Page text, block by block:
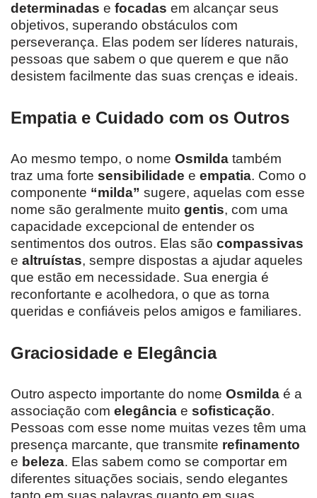
determinadas e focadas em alcançar seus
objetivos, superando obstáculos com
perseverança. Elas podem ser líderes naturais,
pessoas que sabem o que querem e que não
desistem facilmente das suas crenças e ideais.
Empatia e Cuidado com os Outros
Ao mesmo tempo, o nome Osmilda também
traz uma forte sensibilidade e empatia. Como o
componente “milda” sugere, aquelas com esse
nome são geralmente muito gentis, com uma
capacidade excepcional de entender os
sentimentos dos outros. Elas são compassivas
e altruístas, sempre dispostas a ajudar aqueles
que estão em necessidade. Sua energia é
reconfortante e acolhedora, o que as torna
queridas e confiáveis pelos amigos e familiares.
Graciosidade e Elegância
Outro aspecto importante do nome Osmilda é a
associação com elegância e sofisticação.
Pessoas com esse nome muitas vezes têm uma
presença marcante, que transmite refinamento
e beleza. Elas sabem como se comportar em
diferentes situações sociais, sendo elegantes